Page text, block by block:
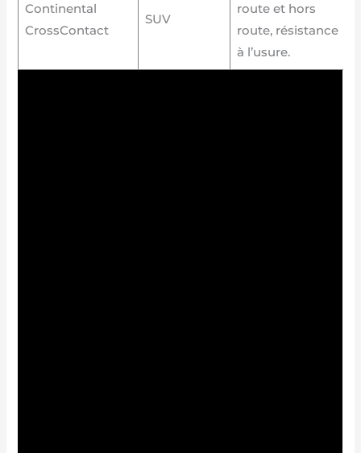
Continental
CrossContact
SUV
route et hors
route, résistance
à l’usure.